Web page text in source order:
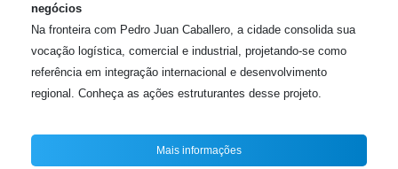
negócios
Na fronteira com Pedro Juan Caballero, a cidade consolida sua
vocação logística, comercial e industrial, projetando-se como
referência em integração internacional e desenvolvimento
regional. Conheça as ações estruturantes desse projeto.
Mais informações